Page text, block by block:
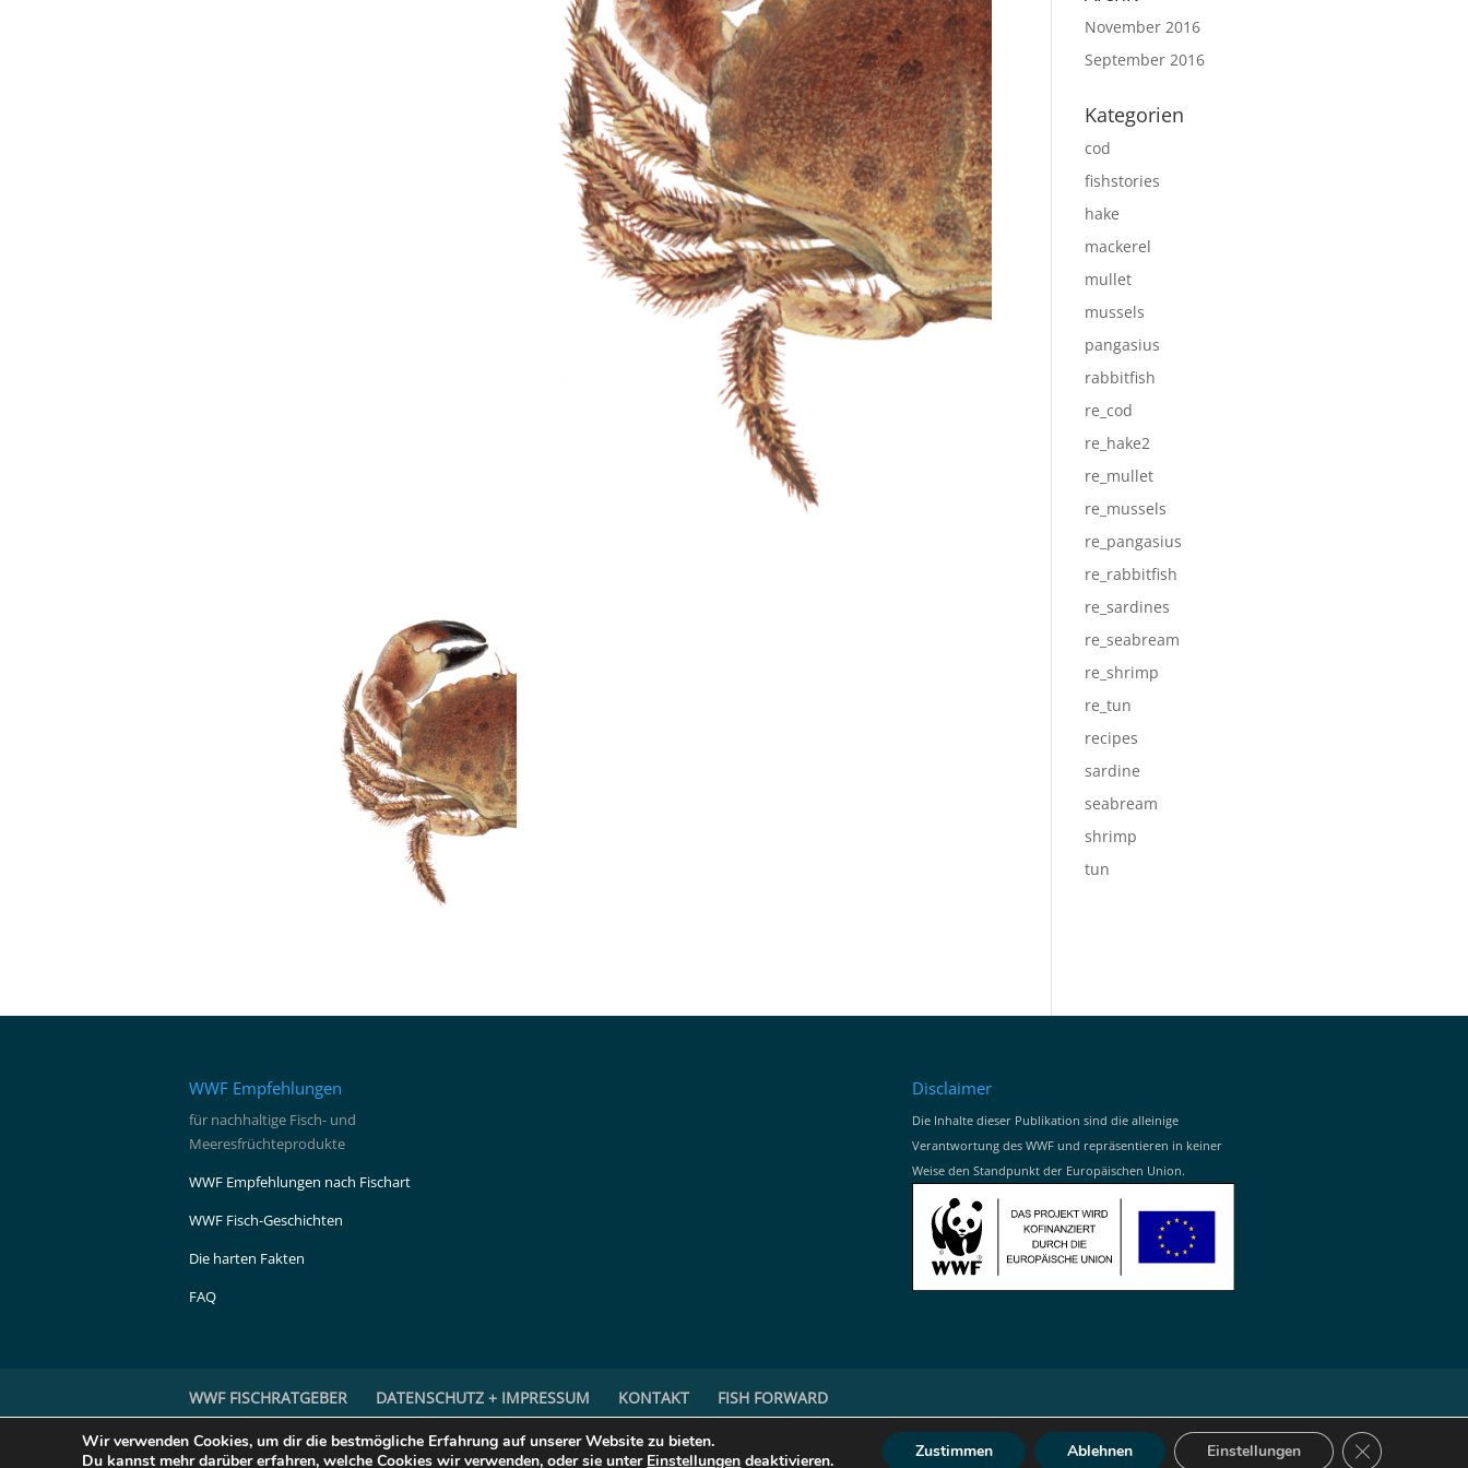
November 2016
September 2016
Kategorien
cod
fishstories
hake
mackerel
mullet
mussels
pangasius
rabbitfish
re_cod
re_hake2
re_mullet
re_mussels
re_pangasius
re_rabbitfish
re_sardines
re_seabream
re_shrimp
re_tun
recipes
sardine
seabream
shrimp
tun
WWF Empfehlungen
für nachhaltige Fisch- und
Meeresfrüchteprodukte
WWF Empfehlungen nach Fischart
WWF Fisch-Geschichten
Die harten Fakten
FAQ
Disclaimer
Die Inhalte dieser Publikation sind die alleinige
Verantwortung des WWF und repräsentieren in keiner
Weise den Standpunkt der Europäischen Union.
WWF FISCHRATGEBER DATENSCHUTZ + IMPRESSUM KONTAKT FISH FORWARD
© WWF |www.wwf.de|www.fishforward.eu- Sie befinden sich hier:fischratgeber.wwf.de
Wir verwenden Cookies, um dir die bestmögliche Erfahrung auf unserer Website zu bieten.
Du kannst mehr darüber erfahren, welche Cookies wir verwenden, oder sie unter Einstellungen deaktivieren. Zustimmen Ablehnen Einstellungen GDPR Cookie-